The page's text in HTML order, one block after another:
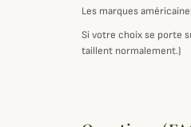
Les marques
Si votre choix se porte
taillent normalement.)